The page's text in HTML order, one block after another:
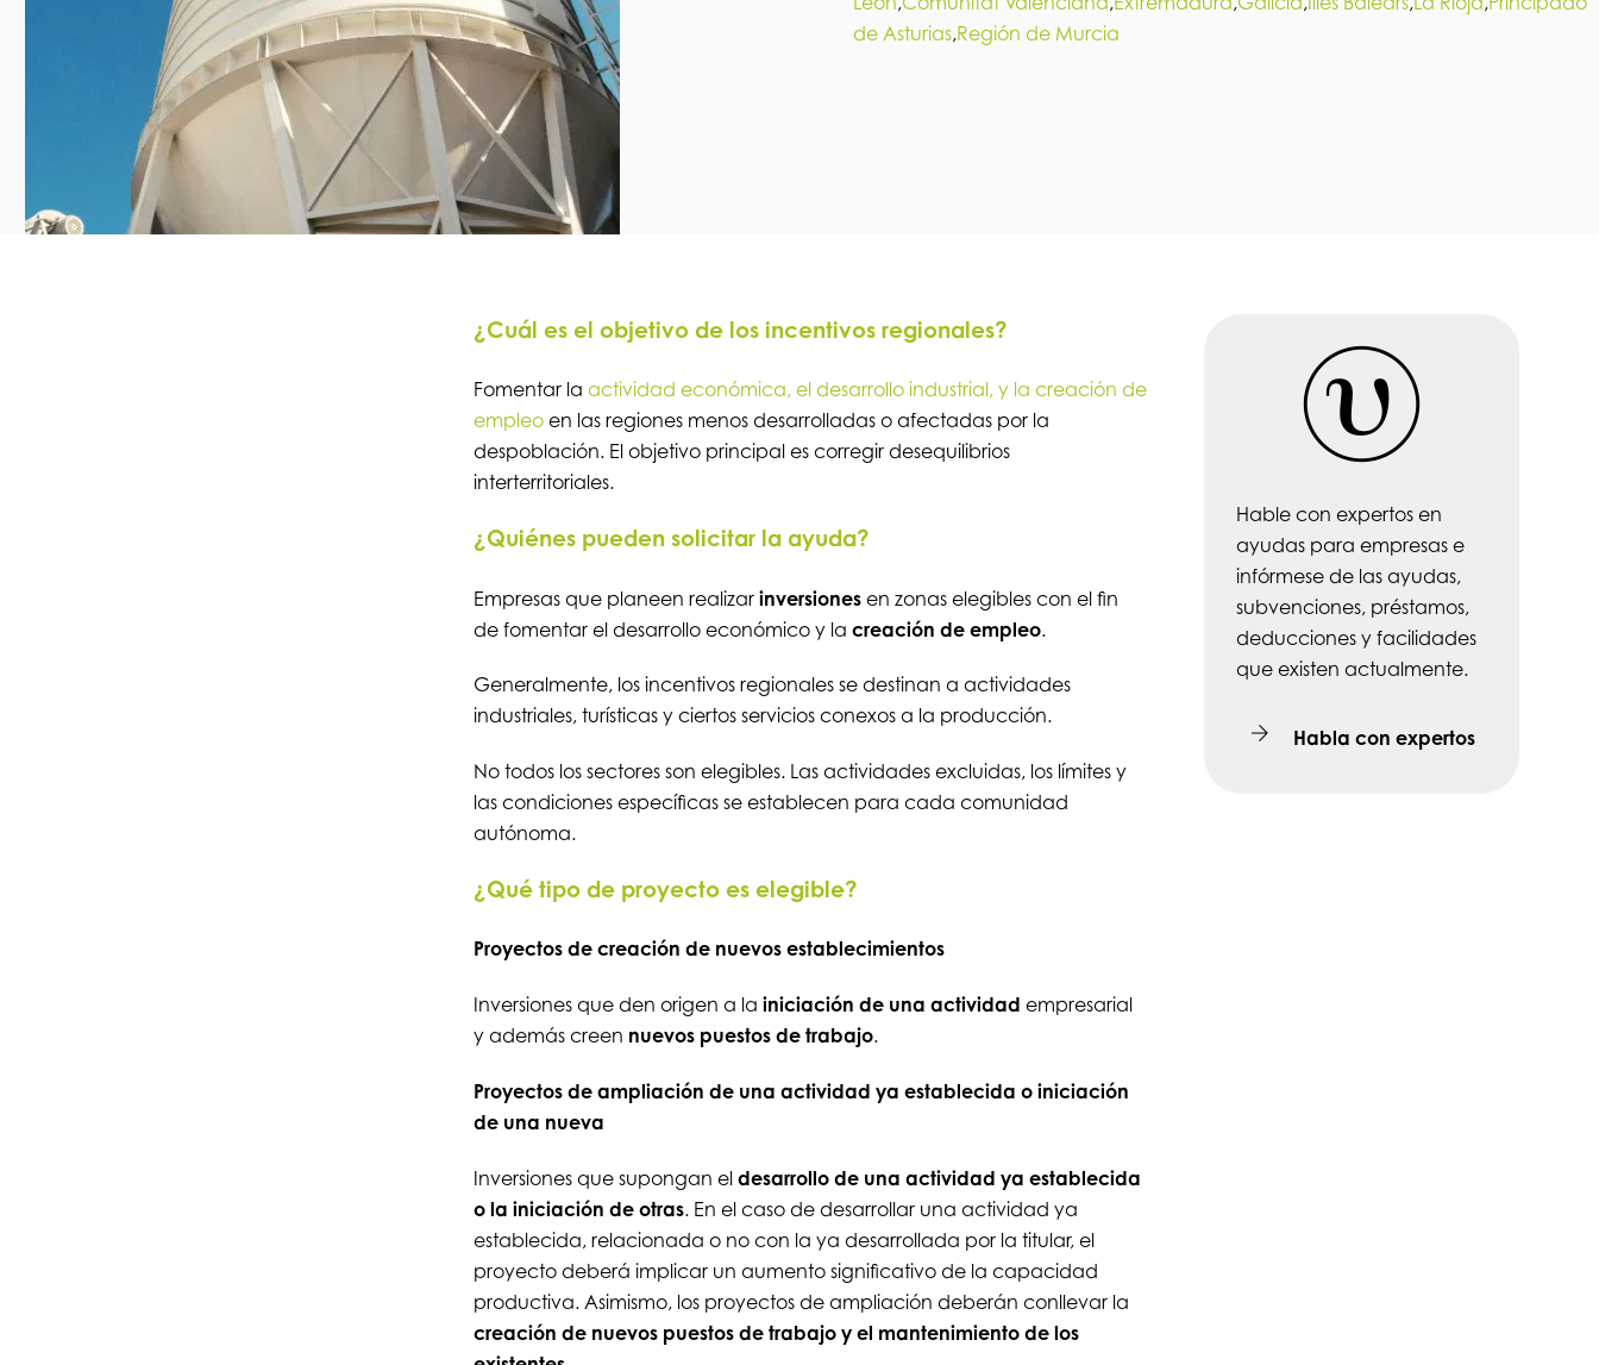
de Asturias,Región de Murcia
¿Cuál es el objetivo de los incentivos regionales?
Fomentar la actividad económica, el desarrollo industrial, y la creación de
empleoen las regiones menos desarrolladas o afectadas por la
despoblación. El objetivo principal es corregir desequilibrios
interterritoriales.
¿Quiénes pueden solicitar la ayuda?
Empresas que planeen realizar inversiones en zonas elegibles con el fin
de fomentar el desarrollo económico y la creación de empleo.
Generalmente, los incentivos regionales se destinan a actividades
industriales, turísticas y ciertos servicios conexos a la producción.
No todos los sectores son elegibles. Las actividades excluidas, los límites y
las condiciones específicas se establecen para cada comunidad
autónoma.
¿Qué tipo de proyecto es elegible?
Proyectos de creación de nuevos establecimientos
Inversiones que den origen a la iniciación de una actividad empresarial
y además creen nuevos puestos de trabajo.
Proyectos de ampliación de una actividad ya establecida o iniciación
de una nueva
Inversiones que supongan el desarrollo de una actividad ya establecida
o la iniciación de otras. En el caso de desarrollar una actividad ya
establecida, relacionada o no con la ya desarrollada por la titular, el
proyecto deberá implicar un aumento significativo de la capacidad
productiva. Asimismo, los proyectos de ampliación deberán conllevar la
creación de nuevos puestos de trabajo y el mantenimiento de los
Hable con expertos en
ayudas para empresas e
infórmese de las ayudas,
subvenciones, préstamos,
deducciones y facilidades
que existen actualmente.
Habla con expertos